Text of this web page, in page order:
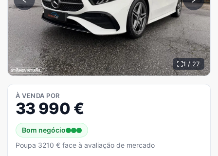
1 / 27
À VENDA POR
33 990 €
Bom negócio
Poupa 3210 € face à avaliação de mercado